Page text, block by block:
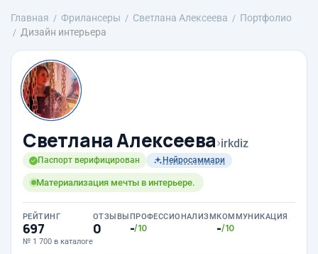
Главная Фрилансеры Светлана Алексеева
Портфолио
Дизайн интерьера
Светлана Алексеева›irkdiz
Паспорт верифицирован Нейросаммари
Материализация мечты в интерьере.
РЕЙТИНГ
697
№ 1 700 в каталоге
ОТЗЫВЫ
0
ПРОФЕССИОНАЛИЗМ
-/10
КОММУНИКАЦИЯ
-/10